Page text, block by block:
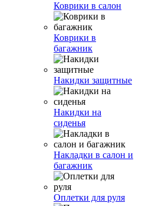
Коврики в салон
Коврики в
багажник
Накидки защитные
Накидки на
сиденья
Накладки в салон и
багажник
Оплетки для руля